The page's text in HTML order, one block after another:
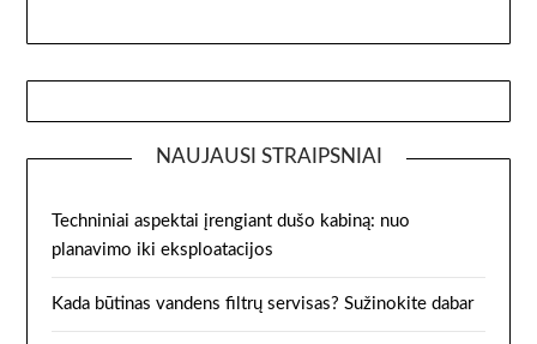
NAUJAUSI STRAIPSNIAI
Techniniai aspektai įrengiant dušo kabiną: nuo
planavimo iki eksploatacijos
Kada būtinas vandens filtrų servisas? Sužinokite dabar